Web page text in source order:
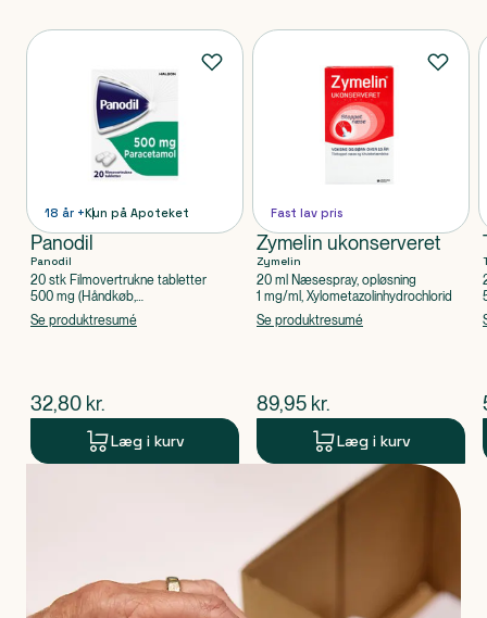
Produkter
18 år +Kun på Apoteket
Panodil
Panodil
20 stk Filmovertrukne tabletter
500 mg (Håndkøb,
apoteksforbeholdt), Paracetamol
Se produktresumé
$nuværende pris
32,80 kr.
Læg i kurv
Fast lav pris
Zymelin ukonserveret
Zymelin
20 ml Næsespray, opløsning
1 mg/ml, Xylometazolinhydrochlorid
Se produktresumé
$nuværende pris
89,95 kr.
Læg i kurv